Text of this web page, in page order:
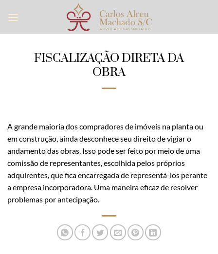
FISCALIZAÇÃO DIRETA DA
OBRA
A grande maioria dos compradores de imóveis na planta ou
em construção, ainda desconhece seu direito de vigiar o
andamento das obras. Isso pode ser feito por meio de uma
comissão de representantes, escolhida pelos próprios
adquirentes, que fica encarregada de representá-los perante
a empresa incorporadora. Uma maneira eficaz de resolver
problemas por antecipação.